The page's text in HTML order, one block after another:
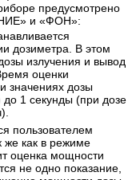
предусмотрено
и «ФОН»:
дозиметра. В этом
излучения и вывод
оценки
значениях дозы
1 секунды (при дозе
пользователем
же как в режиме
оценка мощности
не одно показание,